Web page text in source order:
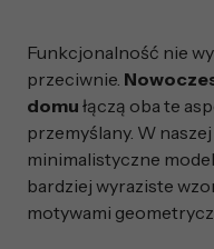
Funkcjonalność nie
przeciwnie.
domu łączą oba te
przemyślany. W
minimalistyczne
bardziej wyraziste
motywami